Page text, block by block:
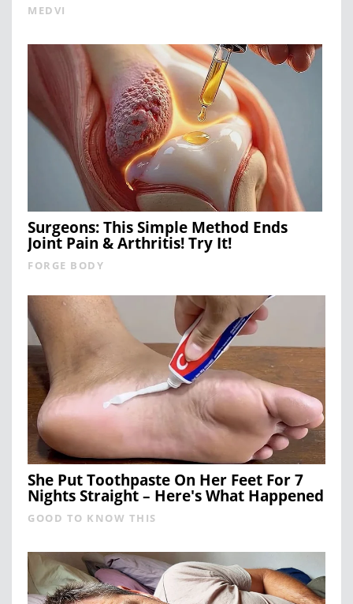
MEDVI
Surgeons: This Simple Method Ends
Joint Pain & Arthritis! Try It!
FORGE BODY
She Put Toothpaste On Her Feet For 7
Nights Straight – Here's What Happened
GOOD TO KNOW THIS